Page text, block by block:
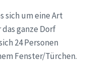
sich um eine Art
ganze Dorf
24 Personen
Fenster/Türchen.